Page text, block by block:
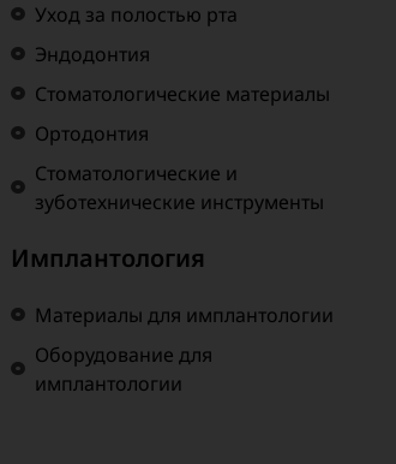
Уход за полостью рта
Эндодонтия
Стоматологические материалы
Ортодонтия
Стоматологические и
зуботехнические инструменты
Имплантология
Материалы для имплантологии
Оборудование для
имплантологии